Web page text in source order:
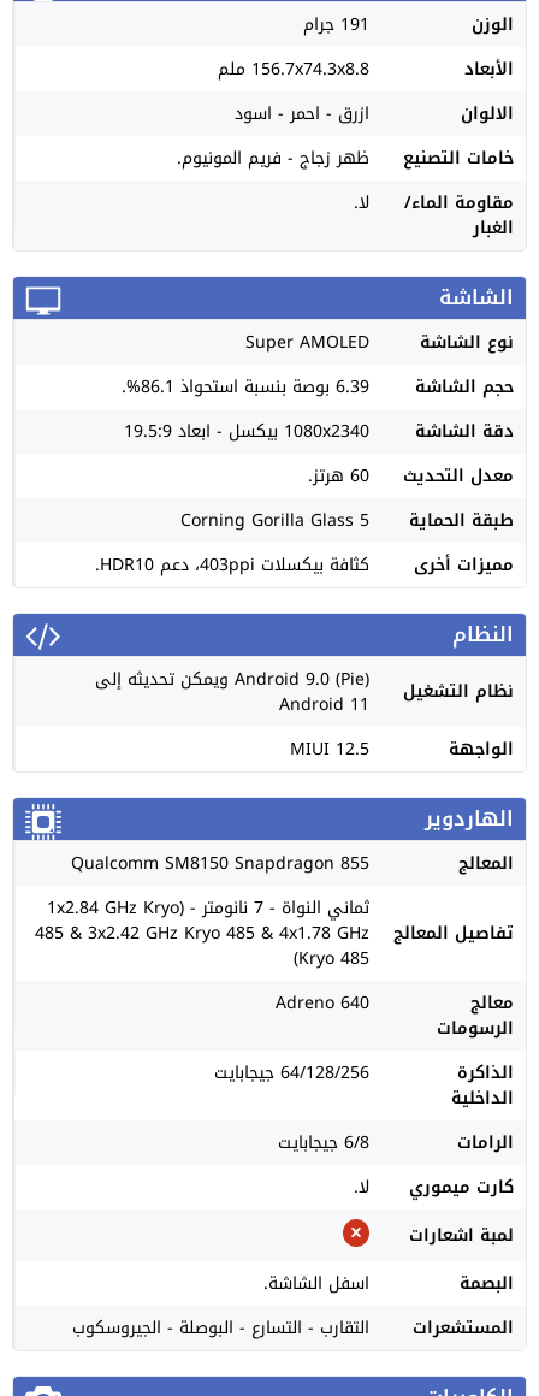
الوزن
191 جرام
الأبعاد
156.7x74.3x8.8 ملم
الالوان
ازرق - احمر - اسود
خامات التصنيع
ظهر زجاج - فريم المونيوم.
مقاومة الماء/
الغبار
لا.
الشاشة
نوع الشاشة
Super AMOLED
حجم الشاشة
6.39 بوصة بنسبة استحواذ 86.1%.
دقة الشاشة
1080x2340 بيكسل - ابعاد 19.5:9
معدل التحديث
60 هرتز.
طبقة الحماية
Corning Gorilla Glass 5
مميزات أخرى
كثافة بيكسلات 403ppi، دعم HDR10.
النظام
نظام التشغيل Android 9.0 (Pie) ويمكن تحديثه إلى
Android 11
الواجهة
MIUI 12.5
الهاردوير
المعالج Qualcomm SM8150 Snapdragon 855
تفاصيل المعالج
ثماني النواة - 7 نانومتر - (1x2.84 GHz Kryo
485 & 3x2.42 GHz Kryo 485 & 4x1.78 GHz
Kryo 485)
معالج
الرسومات
Adreno 640
الذاكرة
الداخلية
64/128/256 جيجابايت
الرامات
6/8 جيجابايت
كارت ميموري
لا.
لمبة اشعارات
البصمة
اسفل الشاشة.
المستشعرات
التقارب - التسارع - البوصلة - الجيروسكوب